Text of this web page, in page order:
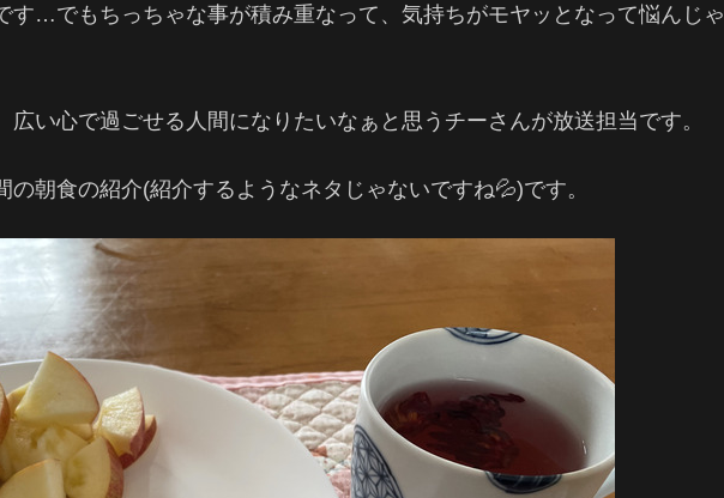
す…でもちっちゃな事が積み重なって、気持ちがモヤッとなって悩んじゃ
広い心で過ごせる人間になりたいなぁと思うチーさんが放送担当です。
の朝食の紹介(紹介するようなネタじゃないですね💦)です。